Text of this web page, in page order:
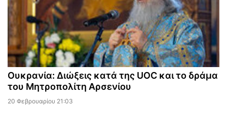
Ουκρανία: Διώξεις κατά της UOC και το δράμα
του Μητροπολίτη Αρσενίου
20 Φεβρουαρίου 21:03